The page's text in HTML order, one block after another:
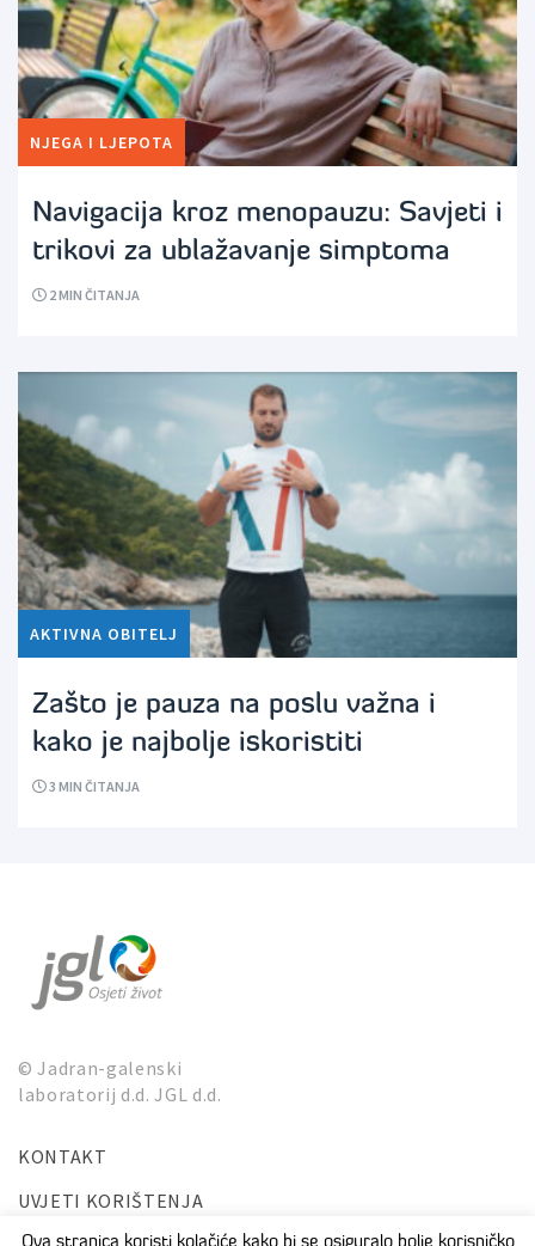
NJEGA I LJEPOTA
Navigacija kroz menopauzu: Savjeti i
trikovi za ublažavanje simptoma
2MIN ČITANJA
AKTIVNA OBITELJ
Zašto je pauza na poslu važna i
kako je najbolje iskoristiti
3 MIN ČITANJA
© Jadran-galenski
laboratorij d.d. JGL d.d.
KONTAKT
UVJETI KORIŠTENJA